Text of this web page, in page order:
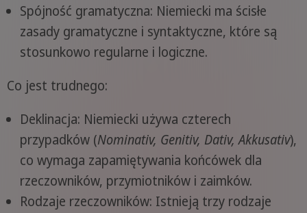
Spójność gramatyczna: Niemiecki ma ścisłe
zasady gramatyczne i syntaktyczne, które są
stosunkowo regularne i logiczne.
Co jest trudnego:
Deklinacja: Niemiecki używa czterech
przypadków (Nominativ, Genitiv, Dativ, Akkusativ),
co wymaga zapamiętywania końcówek dla
rzeczowników, przymiotników i zaimków.
Rodzaje rzeczowników: Istnieją trzy rodzaje